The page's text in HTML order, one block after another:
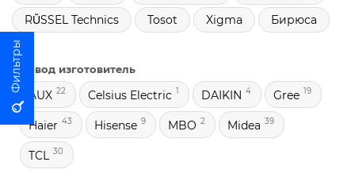
RŬSSEL Technics
Tosot Xigma Бирюса
Завод изготовитель
AUX 22 Celsius Electric 1 DAIKIN 4 Gree 19
Haier 43 Hisense 9 MBO 2 Midea 39
TCL 30